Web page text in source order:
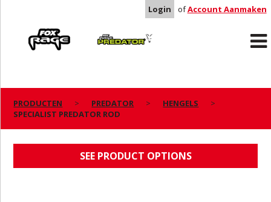
Login ofAccount Aanmaken
Predator
PRODUCTEN PREDATOR
HENGELS
SPECIALIST PREDATOR ROD
SEE PRODUCT OPTIONS